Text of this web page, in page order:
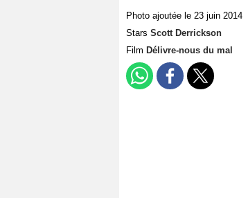
Photo ajoutée le 23 juin 2014
Stars Scott Derrickson
Film Délivre-nous du mal